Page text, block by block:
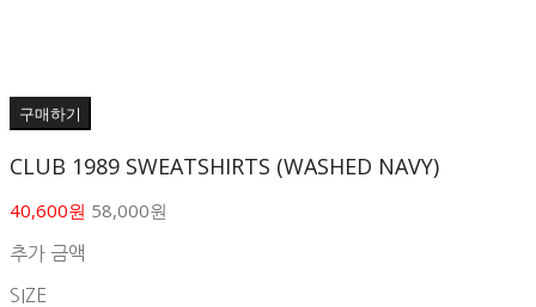
구매하기
CLUB 1989 SWEATSHIRTS (WASHED NAVY)
40,600원 58,000원
추가 금액
SIZE